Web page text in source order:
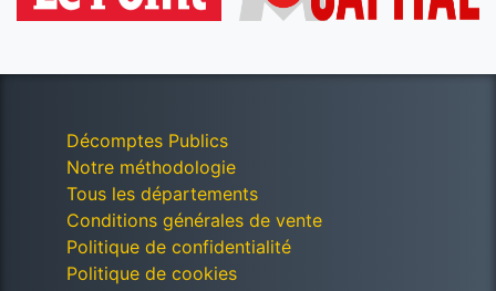
Décomptes Publics
Notre méthodologie
Tous les départements
Conditions générales de vente
Politique de confidentialité
Politique de cookies